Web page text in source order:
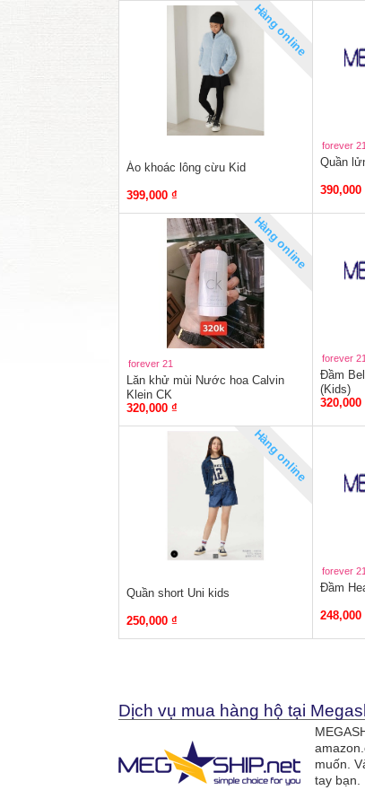
Hàng online
Áo khoác lông cừu Kid
399,000 ₫
forever 21
Quần
390,000
Hàng online
forever 21
Lăn khử mùi Nước hoa Calvin
Klein CK
320,000 ₫
forever 21
Đầm
(Kids)
320,000
Hàng online
Quần short Uni kids
250,000 ₫
forever 21
Đầm
248,000
Dịch vụ mua hàng hộ tại
muốn.
tay bạn.